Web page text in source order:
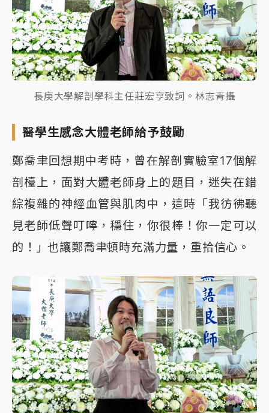
長庚大學解剖學科主任莊宏亨致詞。林志青攝
醫學生感念大體老師給予鼓勵
鄭喬聿回想期中考時，曾在解剖實驗室17個解
剖檯上，面對大體老師身上的題目，迷失在錯
綜複雜的神經血管與肌肉中，這時「我彷彿聽
見老師低聲叮嚀，穩住，你很棒！你一定可以
的！」也讓鄭喬聿頓時充滿力量，重拾信心。